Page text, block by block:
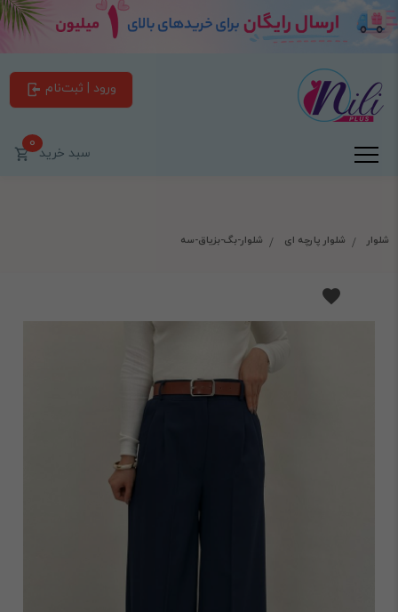
ورود | ثبت‌نام
سبد خرید0
شلوار شلوار پارچه ای شلوار-بگ-بزیاق-سه